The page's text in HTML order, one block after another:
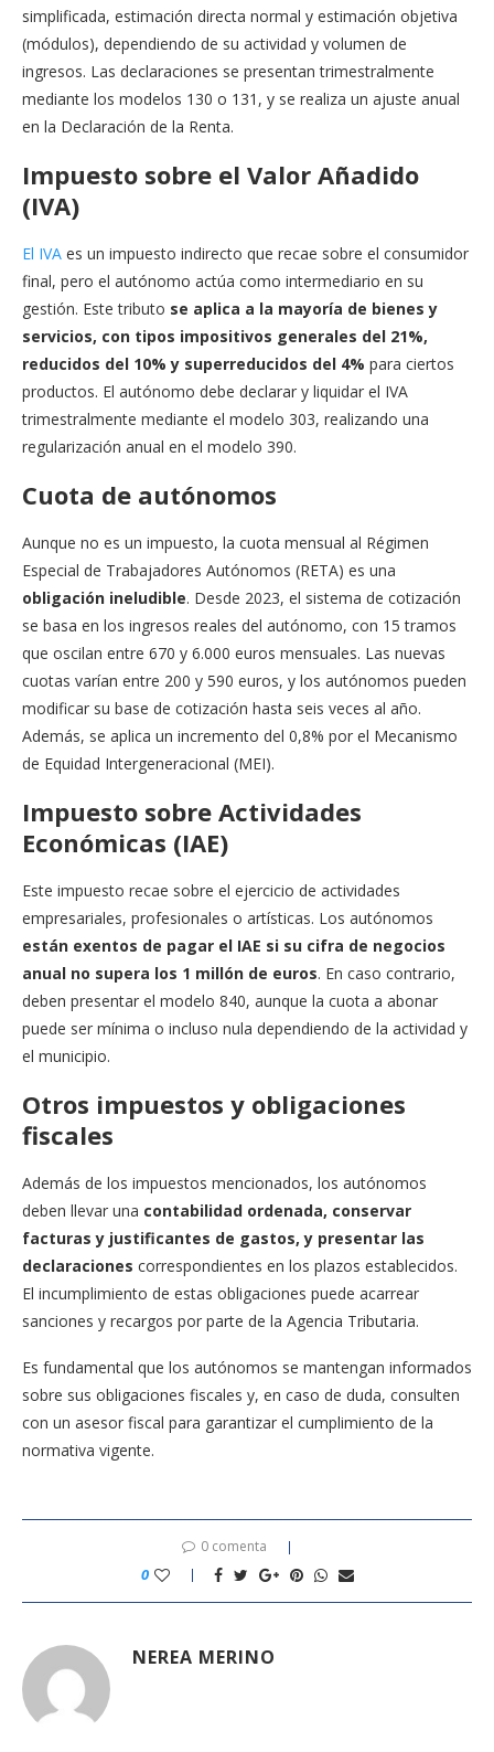
simplificada, estimación directa normal y estimación objetiva
(módulos), dependiendo de su actividad y volumen de
ingresos. Las declaraciones se presentan trimestralmente
mediante los modelos 130 o 131, y se realiza un ajuste anual
en la Declaración de la Renta.
Impuesto sobre el Valor Añadido
(IVA)
El IVA es un impuesto indirecto que recae sobre el consumidor
final, pero el autónomo actúa como intermediario en su
gestión. Este tributo se aplica a la mayoría de bienes y
servicios, con tipos impositivos generales del 21%,
reducidos del 10% y superreducidos del 4% para ciertos
productos. El autónomo debe declarar y liquidar el IVA
trimestralmente mediante el modelo 303, realizando una
regularización anual en el modelo 390.
Cuota de autónomos
Aunque no es un impuesto, la cuota mensual al Régimen
Especial de Trabajadores Autónomos (RETA) es una
obligación ineludible. Desde 2023, el sistema de cotización
se basa en los ingresos reales del autónomo, con 15 tramos
que oscilan entre 670 y 6.000 euros mensuales. Las nuevas
cuotas varían entre 200 y 590 euros, y los autónomos pueden
modificar su base de cotización hasta seis veces al año.
Además, se aplica un incremento del 0,8% por el Mecanismo
de Equidad Intergeneracional (MEI).
Impuesto sobre Actividades
Económicas (IAE)
Este impuesto recae sobre el ejercicio de actividades
empresariales, profesionales o artísticas. Los autónomos
están exentos de pagar el IAE si su cifra de negocios
anual no supera los 1 millón de euros. En caso contrario,
deben presentar el modelo 840, aunque la cuota a abonar
puede ser mínima o incluso nula dependiendo de la actividad y
el municipio.
Otros impuestos y obligaciones
fiscales
Además de los impuestos mencionados, los autónomos
deben llevar una contabilidad ordenada, conservar
facturas y justificantes de gastos, y presentar las
declaraciones correspondientes en los plazos establecidos.
El incumplimiento de estas obligaciones puede acarrear
sanciones y recargos por parte de la Agencia Tributaria.
Es fundamental que los autónomos se mantengan informados
sobre sus obligaciones fiscales y, en caso de duda, consulten
con un asesor fiscal para garantizar el cumplimiento de la
normativa vigente.
0 comenta
0
NEREA MERINO